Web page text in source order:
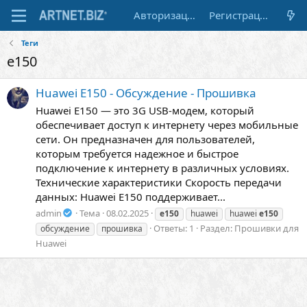
Авторизация Регистрация
Теги
e150
Huawei E150 - Обсуждение - Прошивка
Huawei E150 — это 3G USB-модем, который
обеспечивает доступ к интернету через мобильные
сети. Он предназначен для пользователей,
которым требуется надежное и быстрое
подключение к интернету в различных условиях.
Технические характеристики Скорость передачи
данных: Huawei E150 поддерживает...
admin Тема 08.02.2025 e150 huawei huawei e150
обсуждение
прошивка Ответы: 1 Раздел: Прошивки для
Huawei